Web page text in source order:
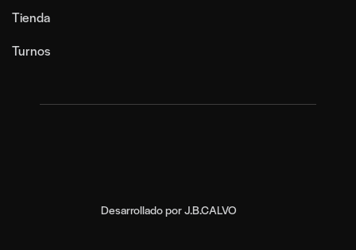
Tienda
Turnos
Desarrollado porJ.B.CALVO